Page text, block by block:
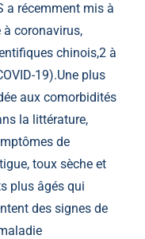
a récemment mis à
coronavirus,
chinois,2 à
19).Une plus
aux comorbidités
la littérature,
de
toux sèche et
plus âgés qui
des signes de